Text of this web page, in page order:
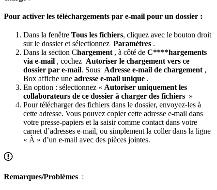
Pour activer les téléchargements par e-mail pour un dossier :
Dans la fenêtre Tous les fichiers, cliquez avec le bouton droit
sur le dossier et sélectionnez Paramètres .
Dans la section Chargement , à côté de C****hargements
via e-mail , cochez Autoriser le chargement vers ce
dossier par e-mail. Sous Adresse e-mail de chargement ,
Box affiche une adresse e-mail unique .
En option : sélectionnez « Autoriser uniquement les
collaborateurs de ce dossier à charger des fichiers »
Pour télécharger des fichiers dans le dossier, envoyez-les à
cette adresse. Vous pouvez copier cette adresse e-mail dans
votre presse-papiers et la saisir comme contact dans votre
carnet d’adresses e-mail, ou simplement la coller dans la ligne
« À » d’un e-mail avec des pièces jointes.
Remarques/Problèmes :